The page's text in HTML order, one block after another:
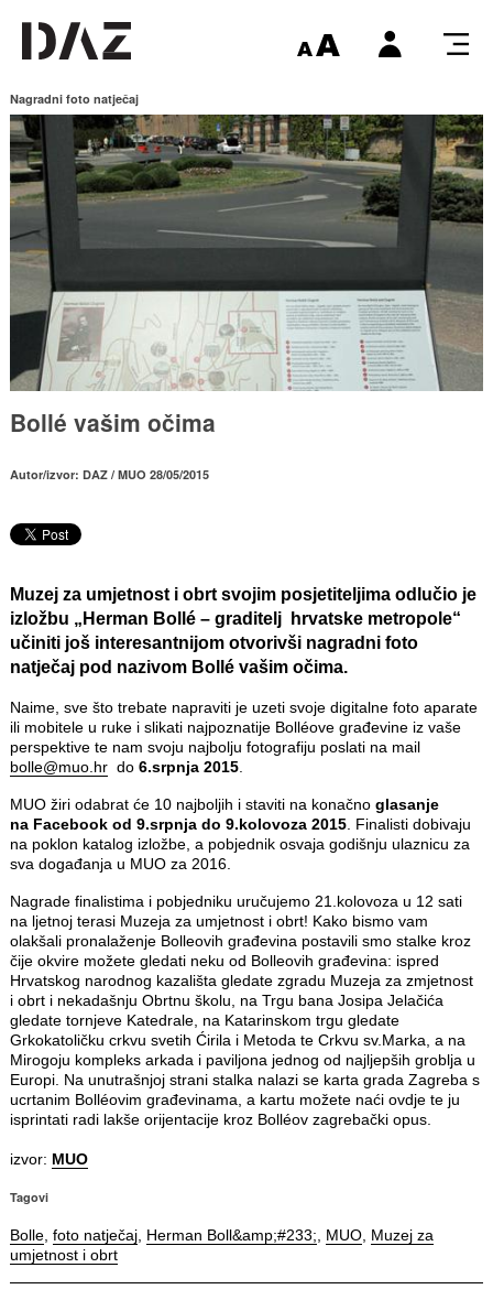
Nagradni foto natječaj
Bollé vašim očima
Autor/izvor: DAZ / MUO 28/05/2015
Muzej za umjetnost i obrt svojim posjetiteljima odlučio je
izložbu „Herman Bollé – graditelj hrvatske metropole“
učiniti još interesantnijom otvorivši nagradni foto
natječaj pod nazivom Bollé vašim očima.
Naime, sve što trebate napraviti je uzeti svoje digitalne foto aparate
ili mobitele u ruke i slikati najpoznatije Bolléove građevine iz vaše
perspektive te nam svoju najbolju fotografiju poslati na mail
bolle@muo.hrdo 6.srpnja 2015.
MUO žiri odabrat će 10 najboljih i staviti na konačno glasanje
na Facebook od 9.srpnja do 9.kolovoza 2015. Finalisti dobivaju
na poklon katalog izložbe, a pobjednik osvaja godišnju ulaznicu za
sva događanja u MUO za 2016.
Nagrade finalistima i pobjedniku uručujemo 21.kolovoza u 12 sati
na ljetnoj terasi Muzeja za umjetnost i obrt! Kako bismo vam
olakšali pronalaženje Bolleovih građevina postavili smo stalke kroz
čije okvire možete gledati neku od Bolleovih građevina: ispred
Hrvatskog narodnog kazališta gledate zgradu Muzeja za zmjetnost
i obrt i nekadašnju Obrtnu školu, na Trgu bana Josipa Jelačića
gledate tornjeve Katedrale, na Katarinskom trgu gledate
Grkokatoličku crkvu svetih Ćirila i Metoda te Crkvu sv.Marka, a na
Mirogoju kompleks arkada i paviljona jednog od najljepših groblja u
Europi. Na unutrašnjoj strani stalka nalazi se karta grada Zagreba s
ucrtanim Bolléovim građevinama, a kartu možete naći ovdje te ju
isprintati radi lakše orijentacije kroz Bolléov zagrebački opus.
izvor: MUO
Tagovi
Bolle, foto natječaj, Herman Boll&amp;#233; MUO, Muzej za
umjetnost i obrt